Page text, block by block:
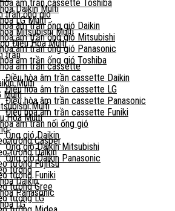
Daikin Multi
LG Multi
Mitsubishi Multi
Điều Hòa Multi
trần
âm trần cassette
Điều hòa âm trần cassette Daikin
Điều hòa âm trần cassette LG
Điều hòa âm trần cassette Panasonic
Điều hòa âm trần cassette Funiki
âm trần nối ống gió
Ống gió Daikin
Ống gió Daikin Mitsubishi
Ống gió Daikin Panasonic
tường
Daikin
Panasonic
LG
âm trần cassette Toshiba
trần ống gió
âm trần ống gió Daikin
âm trần ống gió Mitsubishi
âm trần ống gió Panasonic
âm trần ống gió Toshiba
Multi
Multi
Multi
Hòa Multi
tường Casper
tường Daikin
tường Fujitsu
tường Funiki
tường Gree
tường LG